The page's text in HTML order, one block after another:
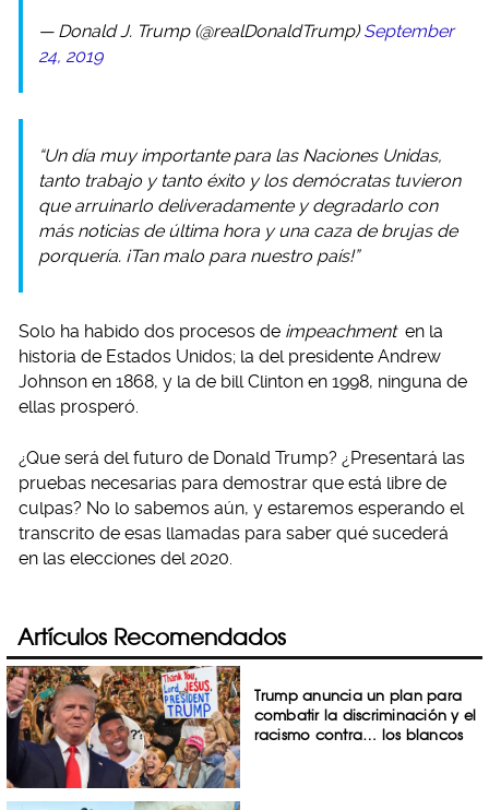
— Donald J. Trump (@realDonaldTrump)September
24, 2019
“Un día muy importante para las Naciones Unidas,
tanto trabajo y tanto éxito y los demócratas tuvieron
que arruinarlo deliveradamente y degradarlo con
más noticias de última hora y una caza de brujas de
porquería. ¡Tan malo para nuestro país!”
Solo ha habido dos procesos de impeachment en la
historia de Estados Unidos; la del presidente Andrew
Johnson en 1868, y la de bill Clinton en 1998, ninguna de
ellas prosperó.
¿Que será del futuro de Donald Trump? ¿Presentará las
pruebas necesarias para demostrar que está libre de
culpas? No lo sabemos aún, y estaremos esperando el
transcrito de esas llamadas para saber qué sucederá
en las elecciones del 2020.
Artículos Recomendados
Trump anuncia un plan para
combatir la discriminación y el
racismo contra… los blancos